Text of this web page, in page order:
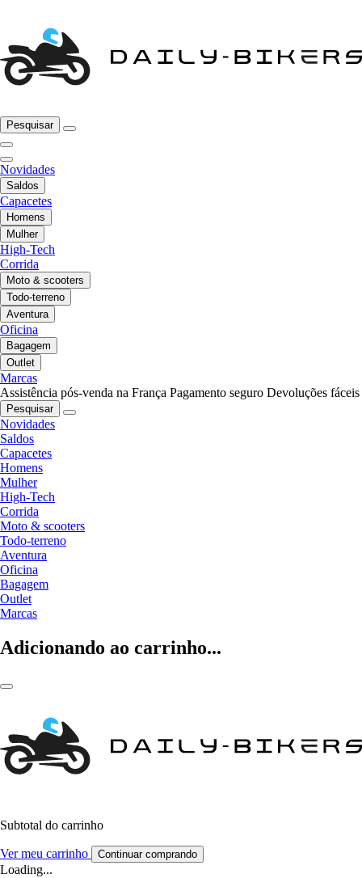
Pesquisar
Novidades
Saldos
Capacetes
Homens
Mulher
High-Tech
Corrida
Moto & scooters
Todo-terreno
Aventura
Oficina
Bagagem
Outlet
Marcas
Assistência pós-venda na França Pagamento seguro Devoluções fáceis
Pesquisar
Novidades
Saldos
Capacetes
Homens
Mulher
High-Tech
Corrida
Moto & scooters
Todo-terreno
Aventura
Oficina
Bagagem
Outlet
Marcas
Adicionando ao carrinho...
Subtotal do carrinho
Ver meu carrinho Continuar comprando
Loading...